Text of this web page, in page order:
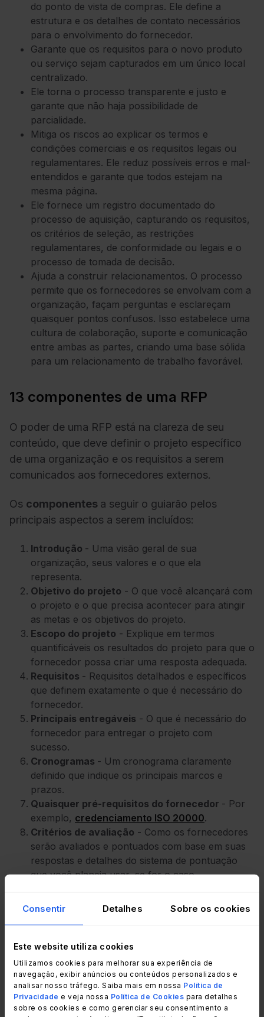
Consentir Detalhes Sobre os cookies
Este website utiliza cookies
Utilizamos cookies para melhorar sua experiência de
navegação, exibir anúncios ou conteúdos personalizados e
analisar nosso tráfego. Saiba mais em nossa Política de
Privacidade e veja nossa Política de Cookies para detalhes
sobre os cookies e como gerenciar seu consentimento a
do ponto de vista de compras. Ele define a
estrutura e os detalhes de contato necessários
para o envolvimento do fornecedor.
Garante que os requisitos para o novo produto
ou serviço sejam capturados em um único local
centralizado.
Ele torna o processo transparente e justo e
garante que não haja possibilidade de
parcialidade.
Mitiga os riscos ao explicar os termos e
condições comerciais e os requisitos legais ou
regulamentares. Ele reduz possíveis erros e mal-
entendidos e garante que todos estejam na
mesma página.
Ele fornece um registro documentado do
processo de aquisição, capturando os requisitos,
os critérios de seleção, as restrições
regulamentares, de conformidade ou legais e o
processo de tomada de decisão.
Ajuda a construir relacionamentos. O processo
permite que os fornecedores se envolvam com a
organização, façam perguntas e esclareçam
quaisquer pontos confusos. Isso estabelece uma
cultura de colaboração, suporte e comunicação
entre ambas as partes, criando uma base sólida
para um relacionamento de trabalho favorável.
13 componentes de uma RFP
O poder de uma RFP está na clareza de seu
conteúdo, que deve definir o projeto específico
de uma organização e os requisitos a serem
comunicados aos fornecedores externos.
Os componentes a seguir o guiarão pelos
principais aspectos a serem incluídos:
Introdução - Uma visão geral de sua
organização, seus valores e o que ela
representa.
Objetivo do projeto - O que você alcançará com
o projeto e o que precisa acontecer para atingir
as metas e os objetivos do projeto.
Escopo do projeto - Explique em termos
quantificáveis os resultados do projeto para que o
fornecedor possa criar uma resposta adequada.
Requisitos - Requisitos detalhados e específicos
que definem exatamente o que é necessário do
fornecedor.
Principais entregáveis - O que é necessário do
fornecedor para entregar o projeto com
sucesso.
Cronogramas - Um cronograma claramente
definido que indique os principais marcos e
prazos.
Quaisquer pré-requisitos do fornecedor - Por
exemplo, credenciamento ISO 20000.
Critérios de avaliação - Como os fornecedores
serão avaliados e pontuados com base em suas
respostas e detalhes do sistema de pontuação
que você planeja usar, se for o caso.
conformidade ou legais.
amostras de trabalhos anteriores e provas de
sucesso em projetos anteriores.
Diretrizes de envio- Como a resposta deve ser
enviada, o formato e os detalhes de quaisquer
portais ou caixas de correio compartilhadas.